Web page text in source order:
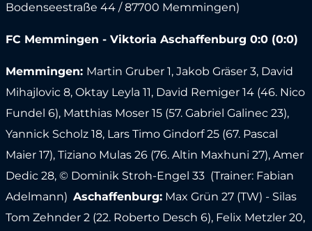
Bodenseestraße 44 / 87700 Memmingen)
FC Memmingen - Viktoria Aschaffenburg 0:0 (0:0)
Memmingen: Martin Gruber 1, Jakob Gräser 3, David
Mihajlovic 8, Oktay Leyla 11, David Remiger 14 (46. Nico
Fundel 6), Matthias Moser 15 (57. Gabriel Galinec 23),
Yannick Scholz 18, Lars Timo Gindorf 25 (67. Pascal
Maier 17), Tiziano Mulas 26 (76. Altin Maxhuni 27), Amer
Dedic 28, © Dominik Stroh-Engel 33 (Trainer: Fabian
Adelmann) Aschaffenburg:Max Grün 27 (TW) - Silas
Tom Zehnder 2 (22. Roberto Desch 6), Felix Metzler 20,